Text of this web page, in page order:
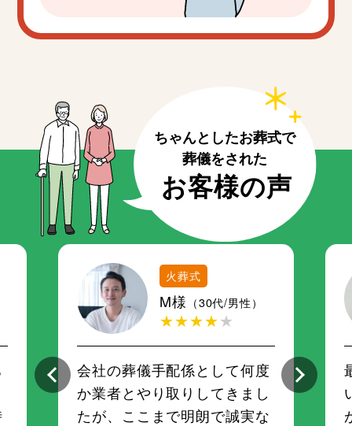
火葬式
M様 （30代/男性）
★★★★★
会社の葬儀手配係として何度
か業者とやり取りしてきまし
たが、ここまで明朗で誠実な